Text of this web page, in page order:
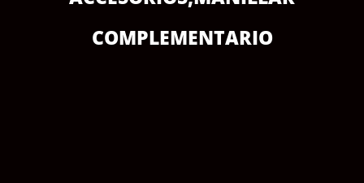
COMPLEMENTARIO